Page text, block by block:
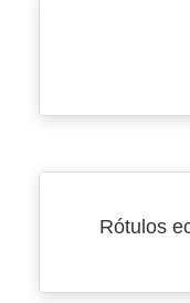
Rótulos